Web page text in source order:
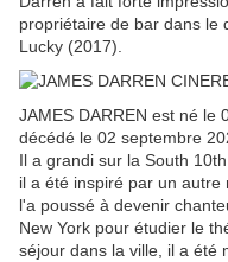
propriétaire de bar dans le
Lucky (2017).
JAMES DARREN est né le
décédé le 02 septembre
Il a grandi sur la South
il a été inspiré par un autre
l'a poussé à devenir
New York pour étudier le
séjour dans la ville, il a été